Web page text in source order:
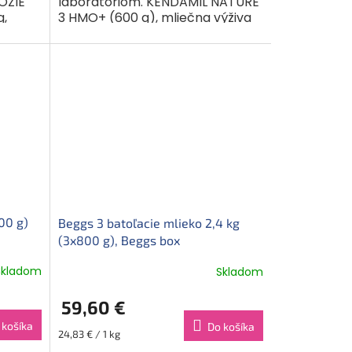
pre
3 HMO+ (600 g), mliečna výživa
je určená pre výživu detí od...
g)
košíka
Beggs 3 batoľacie mlieko 2,4 kg
(3x800 g), Beggs box
Skladom
59,60 €
Jednotková
24,83 € / 1 kg
Do košíka